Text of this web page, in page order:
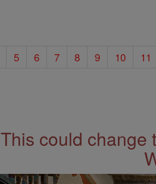
5 6 7 8 9 10 11
This could change